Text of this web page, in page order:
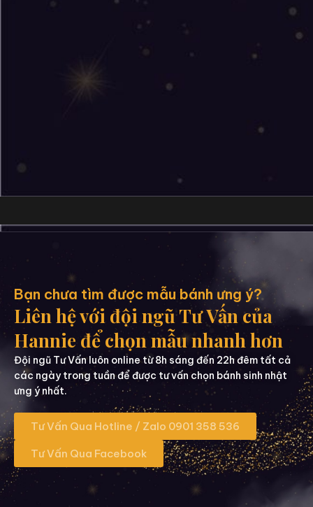
Bạn chưa tìm được mẫu bánh ưng ý?
Liên hệ với đội ngũ Tư Vấn của
Hannie để chọn mẫu nhanh hơn
Đội ngũ Tư Vấn luôn online từ 8h sáng đến 22h đêm tất cả
các ngày trong tuần để được tư vấn chọn bánh sinh nhật
ưng ý nhất.
Tư Vấn Qua Hotline / Zalo 0901 358 536
Tư Vấn Qua Facebook